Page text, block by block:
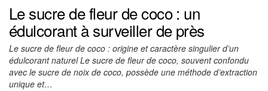
Le sucre de fleur de coco : un
édulcorant à surveiller de près
Le sucre de fleur de coco : origine et caractère singulier d’un
édulcorant naturel Le sucre de fleur de coco, souvent confondu
avec le sucre de noix de coco, possède une méthode d’extraction
unique et…